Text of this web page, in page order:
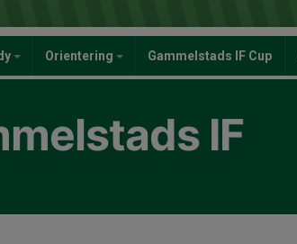
Orientering Gammelstads IF Cup
IF